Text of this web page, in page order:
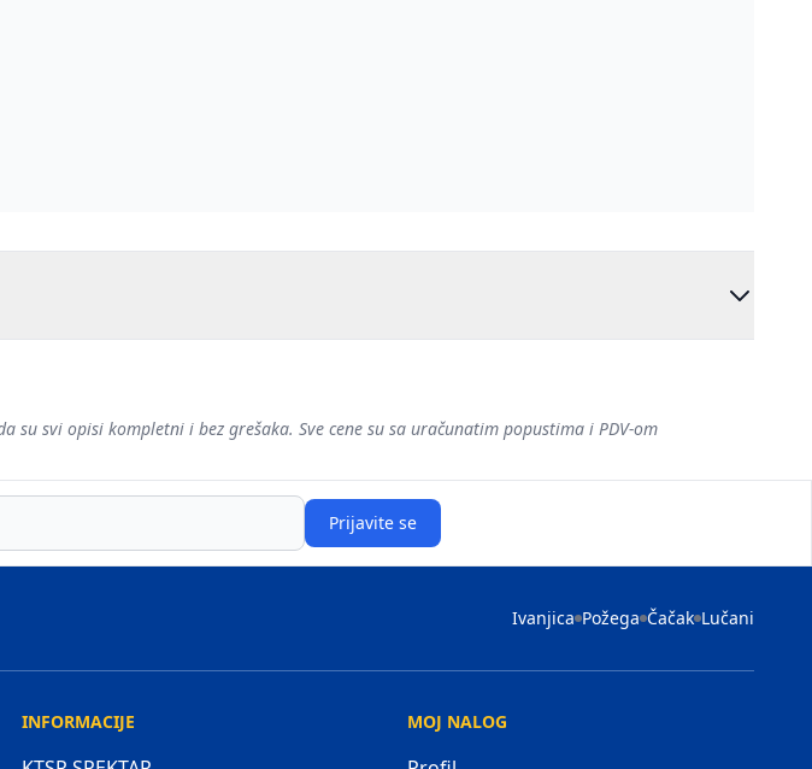
svi opisi kompletni i bez grešaka. Sve cene su sa uračunatim popustima i PDV-om
Prijavite se
Ivanjica Požega Čačak Lučani
INFORMACIJE MOJ NALOG